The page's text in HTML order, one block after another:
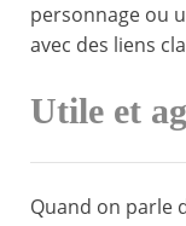
personnage ou
avec des liens
Utile et
Quand on parle